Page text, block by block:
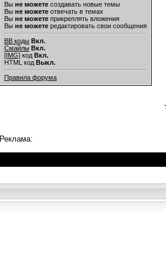
Вы не можете создавать новые темы
Вы не можете отвечать в темах
Вы не можете прикреплять вложения
Вы не можете редактировать свои сообщения
BB коды Вкл.
Смайлы Вкл.
[IMG] код Вкл.
HTML код Выкл.
Правила форума
Реклама: